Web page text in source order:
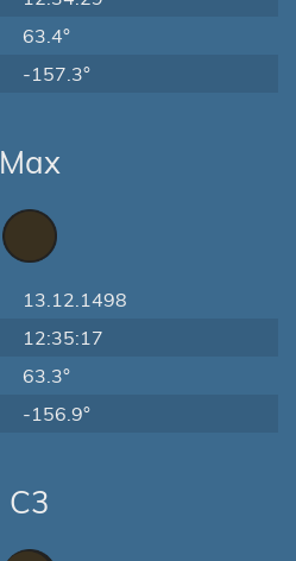
63.4°
-157.3°
Max
13.12.1498
12:35:17
63.3°
-156.9°
C3